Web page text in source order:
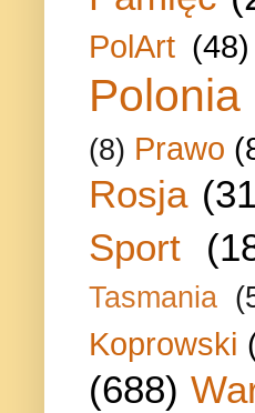
PolArt (48)
Polonia
(8) Prawo
Rosja
Sport
Tasmania
Koprowski
(688)